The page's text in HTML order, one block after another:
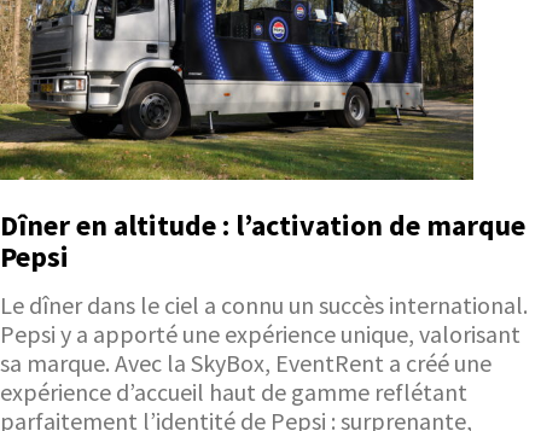
Dîner en altitude : l’activation de marque
Pepsi
Le dîner dans le ciel a connu un succès international.
Pepsi y a apporté une expérience unique, valorisant
sa marque. Avec la SkyBox, EventRent a créé une
expérience d’accueil haut de gamme reflétant
parfaitement l’identité de Pepsi : surprenante,